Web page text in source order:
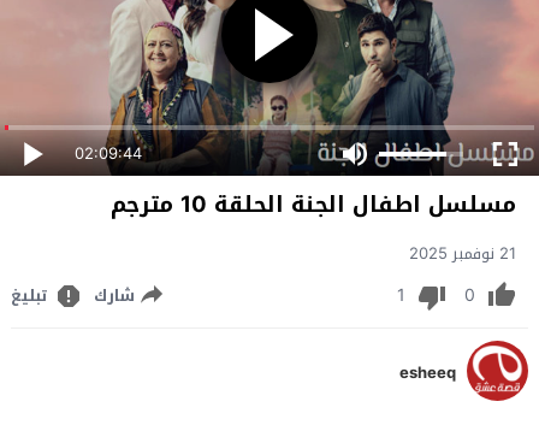
02:09:44
مسلسل اطفال الجنة الحلقة 10 مترجم
21 نوفمبر 2025
0
1 شارك تبليغ
esheeq